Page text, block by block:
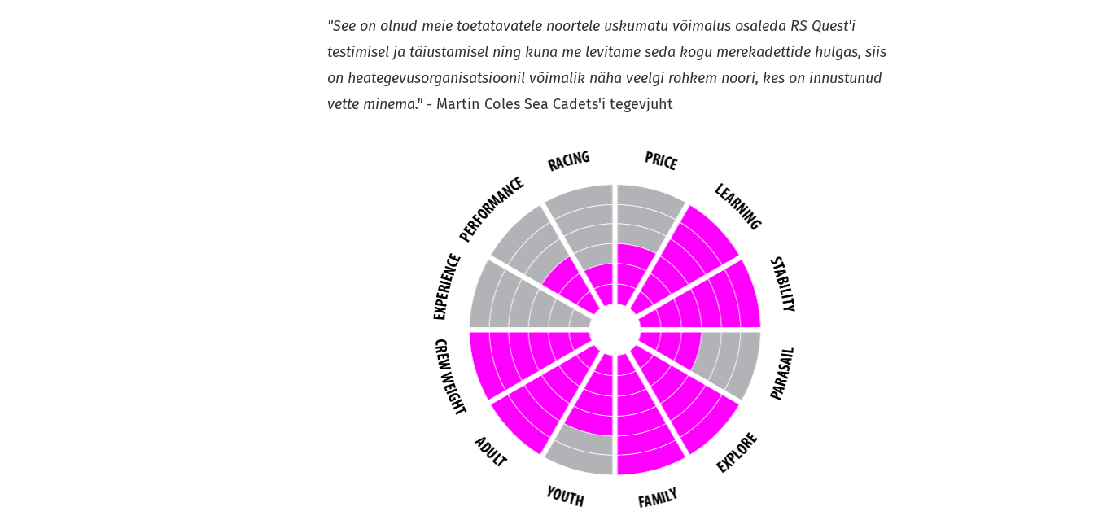
"See on olnud meie toetatavatele noortele uskumatu võimalus osaleda RS Quest'i
testimisel ja täiustamisel ning kuna me levitame seda kogu merekadettide hulgas, siis
on heategevusorganisatsioonil võimalik näha veelgi rohkem noori, kes on innustunud
vette minema." - Martin Coles Sea Cadets'i tegevjuht